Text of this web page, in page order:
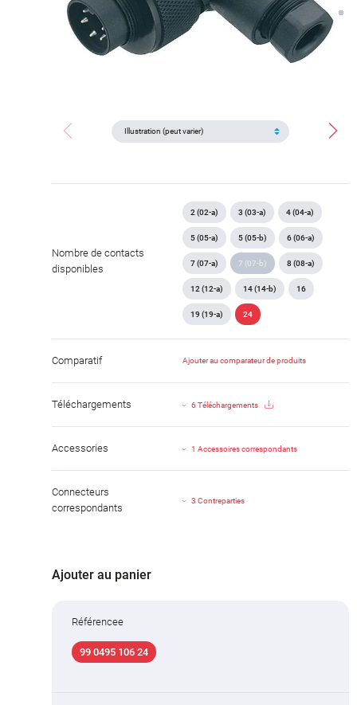
Nombre de contacts
disponibles
2 (02-a) 3 (03-a) 4 (04-a)
5 (05-a) 5 (05-b) 6 (06-a)
7 (07-a) 7 (07-b) 8 (08-a)
12 (12-a) 14 (14-b) 16
19 (19-a) 24
Comparatif Ajouter au comparateur de produits
Téléchargements 6 Téléchargements
Accessories 1 Accessoires correspondants
Connecteurs
correspondants
3 Contreparties
Ajouter au panier
Référencee
99 0495 106 24